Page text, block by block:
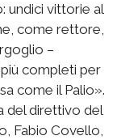
undici vittorie al
come rettore,
–
completi per
come il Palio».
del direttivo del
Fabio Covello,